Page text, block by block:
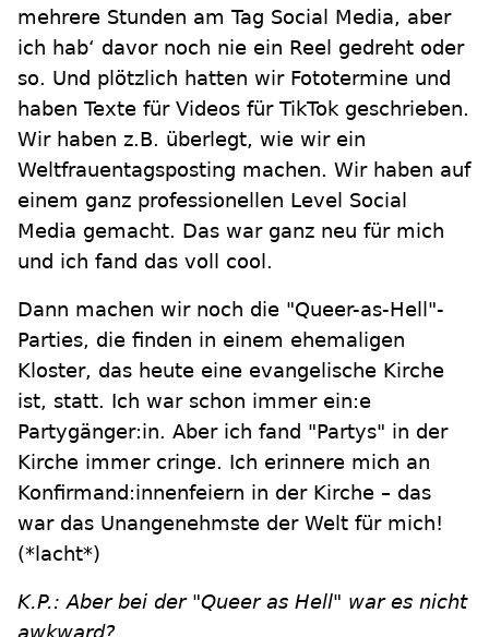
mehrere Stunden am Tag Social Media, aber
ich hab‘ davor noch nie ein Reel gedreht oder
so. Und plötzlich hatten wir Fototermine und
haben Texte für Videos für TikTok geschrieben.
Wir haben z.B. überlegt, wie wir ein
Weltfrauentagsposting machen. Wir haben auf
einem ganz professionellen Level Social
Media gemacht. Das war ganz neu für mich
und ich fand das voll cool.
Dann machen wir noch die "Queer-as-Hell"-
Parties, die finden in einem ehemaligen
Kloster, das heute eine evangelische Kirche
ist, statt. Ich war schon immer ein:e
Partygänger:in. Aber ich fand "Partys" in der
Kirche immer cringe. Ich erinnere mich an
Konfirmand:innenfeiern in der Kirche – das
war das Unangenehmste der Welt für mich!
(*lacht*)
K.P.: Aber bei der "Queer as Hell" war es nicht
awkward?